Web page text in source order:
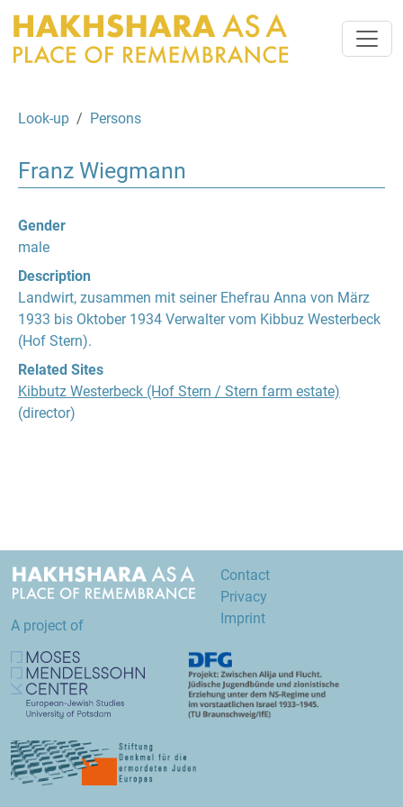
Look-up Persons
Franz Wiegmann
Gender
male
Description
Landwirt, zusammen mit seiner Ehefrau Anna von März
1933 bis Oktober 1934 Verwalter vom Kibbuz Westerbeck
(Hof Stern).
Related Sites
Kibbutz Westerbeck (Hof Stern / Stern farm estate)
(director)
A project of
Contact
Privacy
Imprint